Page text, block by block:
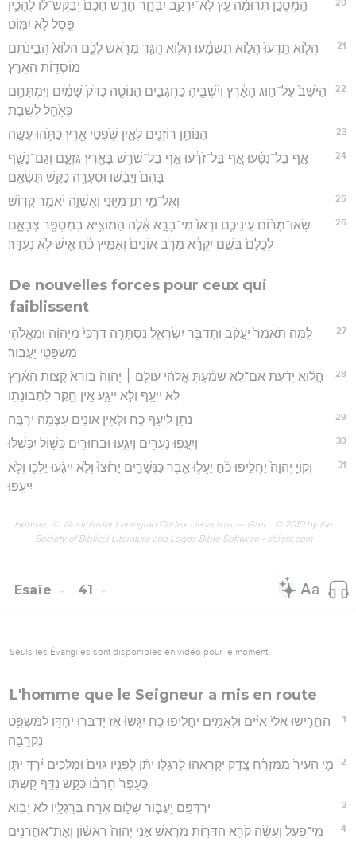
20
הַֽמְסֻכָּ֣ן תְּרוּמָ֔ה עֵ֥ץ לֹֽא־יִרְקַ֖ב יִבְחָ֑ר חָרָ֤שׁ חָכָם֙ יְבַקֶּשׁ־ל֔וֹ לְהָכִ֥ין
פֶּ֖סֶל לֹ֥א יִמּֽוֹט׃
21
הֲל֤וֹא תֵֽדְעוּ֙ הֲל֣וֹא תִשְׁמָ֔עוּ הֲל֛וֹא הֻגַּ֥ד מֵרֹ֖אשׁ לָכֶ֑ם הֲלוֹא֙ הֲבִ֣ינֹתֶ֔ם
מוֹסְד֖וֹת הָאָֽרֶץ׃
22
הַיֹּשֵׁב֙ עַל־ח֣וּג הָאָ֔רֶץ וְיֹשְׁבֶ֖יהָ כַּחֲגָבִ֑ים הַנּוֹטֶ֤ה כַדֹּק֙ שָׁמַ֔יִם וַיִּמְתָּחֵ֥ם
כָּאֹ֖הֶל לָשָֽׁבֶת׃
23 הַנּוֹתֵ֥ן רוֹזְנִ֖ים לְאָ֑יִן שֹׁ֥פְטֵי אֶ֖רֶץ כַּתֹּ֥הוּ עָשָֽׂה׃
24
אַ֣ף בַּל־נִטָּ֗עוּ אַ֚ף בַּל־זֹרָ֔עוּ אַ֛ף בַּל־שֹׁרֵ֥שׁ בָּאָ֖רֶץ גִּזְעָ֑ם וְגַם־נָשַׁ֤ף
בָּהֶם֙ וַיִּבָ֔שׁוּ וּסְעָרָ֖ה כַּקַּ֥שׁ תִּשָּׂאֵֽם׃
25 וְאֶל־מִ֥י תְדַמְּי֖וּנִי וְאֶשְׁוֶ֑ה יֹאמַ֖ר קָדֽוֹשׁ׃
26
שְׂאוּ־מָר֨וֹם עֵינֵיכֶ֤ם וּרְאוּ֙ מִי־בָרָ֣א אֵ֔לֶּה הַמּוֹצִ֥יא בְמִסְפָּ֖ר צְבָאָ֑ם
לְכֻלָּם֙ בְּשֵׁ֣ם יִקְרָ֔א מֵרֹ֤ב אוֹנִים֙ וְאַמִּ֣יץ כֹּ֔חַ אִ֖ישׁ לֹ֥א נֶעְדָּֽר׃
De nouvelles forces pour ceux qui
faiblissent
27
לָ֤מָּה תֹאמַר֙ יַֽעֲקֹ֔ב וּתְדַבֵּ֖ר יִשְׂרָאֵ֑ל נִסְתְּרָ֤ה דַרְכִּי֙ מֵֽיְהוָ֔ה וּמֵאֱלֹהַ֖י
מִשְׁפָּטִ֥י יַעֲבֽוֹר׃
28
הֲל֨וֹא יָדַ֜עְתָּ אִם־לֹ֣א שָׁמַ֗עְתָּ אֱלֹהֵ֨י עוֹלָ֤ם ׀ יְהוָה֙ בּוֹרֵא֙ קְצ֣וֹת הָאָ֔רֶץ
לֹ֥א יִיעַ֖ף וְלֹ֣א יִיגָ֑ע אֵ֥ין חֵ֖קֶר לִתְבוּנָתֽוֹ׃
29 נֹתֵ֥ן לַיָּעֵ֖ף כֹּ֑חַ וּלְאֵ֥ין אוֹנִ֖ים עָצְמָ֥ה יַרְבֶּֽה׃
30 וְיִֽעֲפ֥וּ נְעָרִ֖ים וְיִגָ֑עוּ וּבַחוּרִ֖ים כָּשׁ֥וֹל יִכָּשֵֽׁלוּ׃
31
וְקוֹיֵ֤ יְהוָה֙ יַחֲלִ֣יפוּ כֹ֔חַ יַעֲל֥וּ אֵ֖בֶר כַּנְּשָׁרִ֑ים יָר֙וּצוּ֙ וְלֹ֣א יִיגָ֔עוּ יֵלְכ֖וּ וְלֹ֥א
יִיעָֽפוּ׃
Hébreu : © Westminster Leningrad Codex - tanach.us --- Grec : © 2010 by the
Society of Biblical Literature and Logos Bible Software - sblgnt.com
Esaïe 41
Seuls les Évangiles sont disponibles en vidéo pour le moment.
L'homme que le Seigneur a mis en route
1
הַחֲרִ֤ישׁוּ אֵלַי֙ אִיִּ֔ים וּלְאֻמִּ֖ים יַחֲלִ֣יפוּ כֹ֑חַ יִגְּשׁוּ֙ אָ֣ז יְדַבֵּ֔רוּ יַחְדָּ֖ו לַמִּשְׁפָּ֥ט
נִקְרָֽבָה׃
2
מִ֤י הֵעִיר֙ מִמִּזְרָ֔ח צֶ֖דֶק יִקְרָאֵ֣הוּ לְרַגְל֑וֹ יִתֵּ֨ן לְפָנָ֤יו גּוֹיִם֙ וּמְלָכִ֣ים יַ֔רְדְּ יִתֵּ֤ן
כֶּֽעָפָר֙ חַרְבּ֔וֹ כְּקַ֥שׁ נִדָּ֖ף קַשְׁתּֽוֹ׃
3 יִרְדְּפֵ֖ם יַעֲב֣וֹר שָׁל֑וֹם אֹ֥רַח בְּרַגְלָ֖יו לֹ֥א יָבֽוֹא׃
4
מִֽי־פָעַ֣ל וְעָשָׂ֔ה קֹרֵ֥א הַדֹּר֖וֹת מֵרֹ֑אשׁ אֲנִ֤י יְהוָה֙ רִאשׁ֔וֹן וְאֶת־אַחֲרֹנִ֖ים